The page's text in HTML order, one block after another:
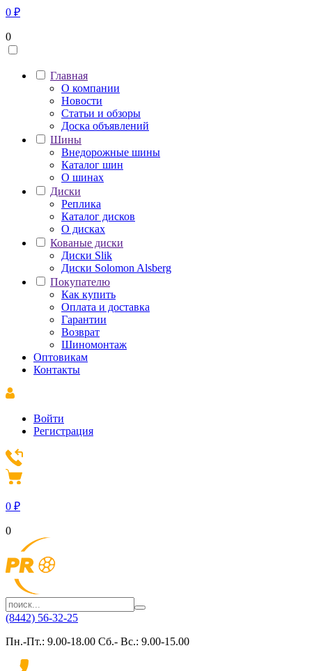
0 ₽
0
Главная
О компании
Новости
Статьи и обзоры
Доска объявлений
Шины
Внедорожные шины
Каталог шин
О шинах
Диски
Реплика
Каталог дисков
О дисках
Кованые диски
Диски Slik
Диски Solomon Alsberg
Покупателю
Как купить
Оплата и доставка
Гарантии
Возврат
Шиномонтаж
Оптовикам
Контакты
Войти
Регистрация
0 ₽
0
(8442) 56-32-25
Пн.-Пт.: 9.00-18.00 Сб.- Вс.: 9.00-15.00